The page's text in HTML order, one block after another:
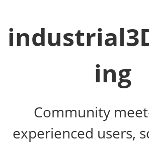
ing
Community
experienced users,